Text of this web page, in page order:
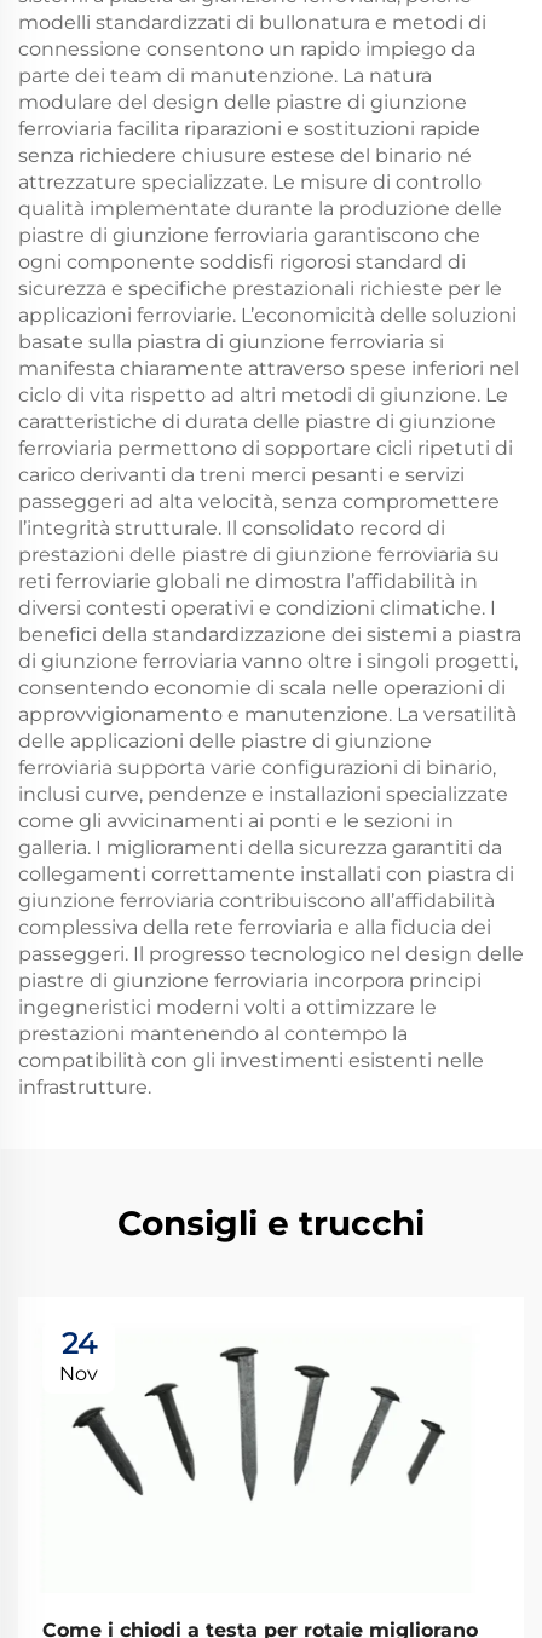
modelli standardizzati di bullonatura e metodi di
connessione consentono un rapido impiego da
parte dei team di manutenzione. La natura
modulare del design delle piastre di giunzione
ferroviaria facilita riparazioni e sostituzioni rapide
senza richiedere chiusure estese del binario né
attrezzature specializzate. Le misure di controllo
qualità implementate durante la produzione delle
piastre di giunzione ferroviaria garantiscono che
ogni componente soddisfi rigorosi standard di
sicurezza e specifiche prestazionali richieste per le
applicazioni ferroviarie. L’economicità delle soluzioni
basate sulla piastra di giunzione ferroviaria si
manifesta chiaramente attraverso spese inferiori nel
ciclo di vita rispetto ad altri metodi di giunzione. Le
caratteristiche di durata delle piastre di giunzione
ferroviaria permettono di sopportare cicli ripetuti di
carico derivanti da treni merci pesanti e servizi
passeggeri ad alta velocità, senza compromettere
l’integrità strutturale. Il consolidato record di
prestazioni delle piastre di giunzione ferroviaria su
reti ferroviarie globali ne dimostra l’affidabilità in
diversi contesti operativi e condizioni climatiche. I
benefici della standardizzazione dei sistemi a piastra
di giunzione ferroviaria vanno oltre i singoli progetti,
consentendo economie di scala nelle operazioni di
approvvigionamento e manutenzione. La versatilità
delle applicazioni delle piastre di giunzione
ferroviaria supporta varie configurazioni di binario,
inclusi curve, pendenze e installazioni specializzate
come gli avvicinamenti ai ponti e le sezioni in
galleria. I miglioramenti della sicurezza garantiti da
collegamenti correttamente installati con piastra di
giunzione ferroviaria contribuiscono all’affidabilità
complessiva della rete ferroviaria e alla fiducia dei
passeggeri. Il progresso tecnologico nel design delle
piastre di giunzione ferroviaria incorpora principi
ingegneristici moderni volti a ottimizzare le
prestazioni mantenendo al contempo la
compatibilità con gli investimenti esistenti nelle
infrastrutture.
Consigli e trucchi
24
Nov
Come i chiodi a testa per rotaie migliorano